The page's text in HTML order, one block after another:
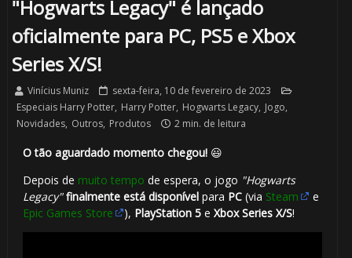
"Hogwarts Legacy" é lançado
oficialmente para PC, PS5 e Xbox
Series X/S!
Vinícius Muniz
sexta-feira, 10 de fevereiro de 2023
Especiais Harry Potter, Harry Potter, Hogwarts Legacy, Jogo,
Novidades, Outros, Produtos 2 min. de leitura
O tão aguardado momento chegou!😃
Depois de muito tempo de espera, o jogo "Hogwarts
Legacy" finalmente está disponívelpara PC(via Steam
e
Epic Games Store
), PlayStation 5e Xbox Series X/S!